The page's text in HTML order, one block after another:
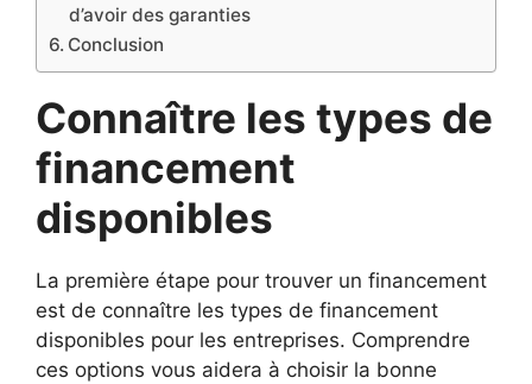
d’avoir des garanties
Conclusion
Connaître les types de
financement
disponibles
La première étape pour trouver un financement
est de connaître les types de financement
disponibles pour les entreprises. Comprendre
ces options vous aidera à choisir la bonne